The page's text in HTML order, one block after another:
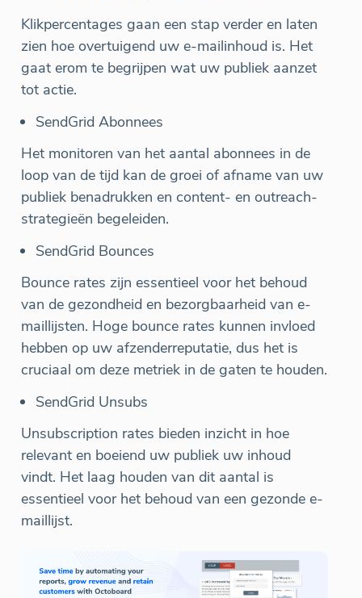
Klikpercentages gaan een stap verder en laten
zien hoe overtuigend uw e-mailinhoud is. Het
gaat erom te begrijpen wat uw publiek aanzet
tot actie.
SendGrid Abonnees
Het monitoren van het aantal abonnees in de
loop van de tijd kan de groei of afname van uw
publiek benadrukken en content- en outreach-
strategieën begeleiden.
SendGrid Bounces
Bounce rates zijn essentieel voor het behoud
van de gezondheid en bezorgbaarheid van e-
maillijsten. Hoge bounce rates kunnen invloed
hebben op uw afzenderreputatie, dus het is
cruciaal om deze metriek in de gaten te houden.
SendGrid Unsubs
Unsubscription rates bieden inzicht in hoe
relevant en boeiend uw publiek uw inhoud
vindt. Het laag houden van dit aantal is
essentieel voor het behoud van een gezonde e-
maillijst.